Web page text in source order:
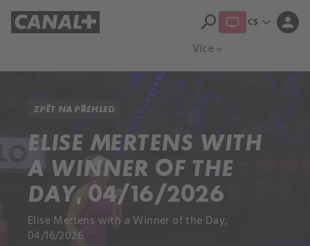
Více expand_more
search CS expand_more person
ZPĚT NA PŘEHLED
ELISE MERTENS WITH
A WINNER OF THE
DAY, 04/16/2026
Elise Mertens with a Winner of the Day,
04/16/2026.